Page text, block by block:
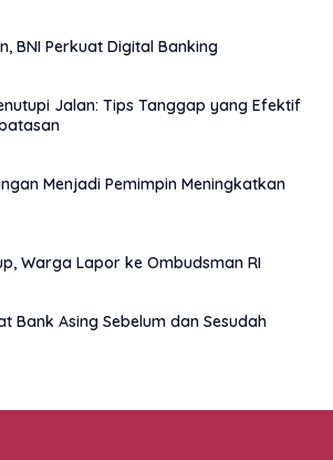
BNI Perkuat Digital Banking
Jalan: Tips Tanggap yang Efektif
Menjadi Pemimpin Meningkatkan
Warga Lapor ke Ombudsman RI
Bank Asing Sebelum dan Sesudah